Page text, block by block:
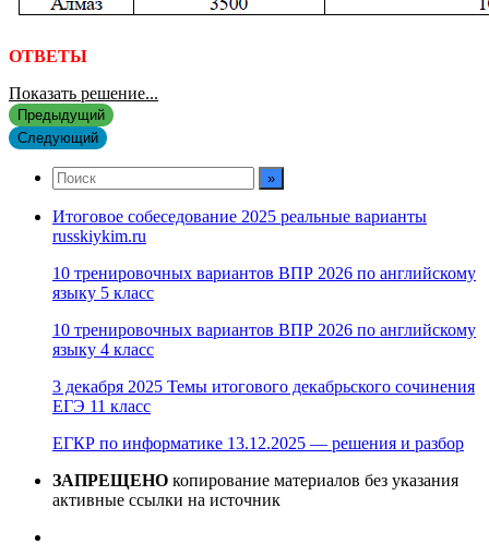
ОТВЕТЫ
Показать решение...
Предыдущий
Следующий
Итоговое собеседование 2025 реальные варианты
russkiykim.ru
10 тренировочных вариантов ВПР 2026 по английскому
языку 5 класс
10 тренировочных вариантов ВПР 2026 по английскому
языку 4 класс
3 декабря 2025 Темы итогового декабрьского сочинения
ЕГЭ 11 класс
ЕГКР по информатике 13.12.2025 — решения и разбор
ЗАПРЕЩЕНО копирование материалов без указания
активные ссылки на источник